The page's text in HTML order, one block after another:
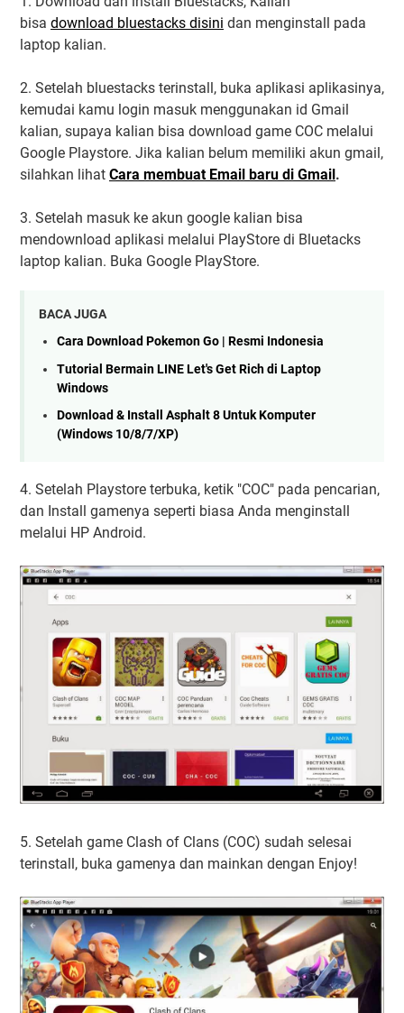
bisa download bluestacks disini dan menginstall pada
laptop kalian.
2. Setelah bluestacks terinstall, buka aplikasi aplikasinya,
kemudai kamu login masuk menggunakan id Gmail
kalian, supaya kalian bisa download game COC melalui
Google Playstore. Jika kalian belum memiliki akun gmail,
silahkan lihat Cara membuat Email baru di Gmail .
3. Setelah masuk ke akun google kalian bisa
mendownload aplikasi melalui PlayStore di Bluetacks
laptop kalian. Buka Google PlayStore.
BACA JUGA
Cara Download Pokemon Go | Resmi Indonesia
Tutorial Bermain LINE Let's Get Rich di Laptop
Windows
Download & Install Asphalt 8 Untuk Komputer
(Windows 10/8/7/XP)
4. Setelah Playstore terbuka, ketik "COC" pada pencarian,
dan Install gamenya seperti biasa Anda menginstall
melalui HP Android.
5. Setelah game Clash of Clans (COC) sudah selesai
terinstall, buka gamenya dan mainkan dengan Enjoy!